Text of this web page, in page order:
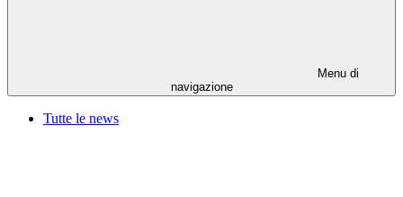
Menu di
navigazione
Tutte le news